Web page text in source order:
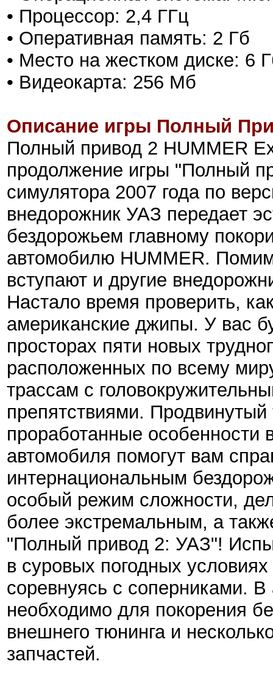
• Процессор: 2,4 ГГц
• Оперативная память: 2 Гб
• Место на жестком диске: 6
• Видеокарта: 256 Мб
Описание игры Полный
Полный привод 2 HUMMER
продолжение игры "Полный
симулятора 2007 года по
внедорожник УАЗ передает
бездорожьем главному
автомобилю HUMMER.
вступают и другие
Настало время проверить,
американские джипы. У вас
просторах пяти новых
расположенных по всему
трассам с
препятствиями.
проработанные особенности
автомобиля помогут вам
интернациональным
особый режим сложности,
более экстремальным, а
"Полный привод 2: УАЗ"!
в суровых погодных
соревнуясь с соперниками.
необходимо для покорения
внешнего тюнинга и
запчастей.